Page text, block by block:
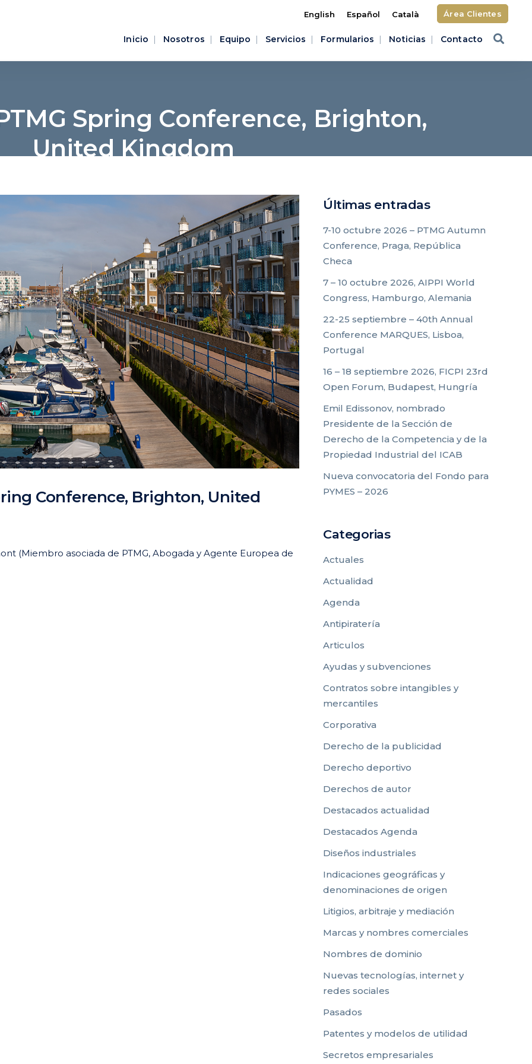
English Español Català Área Clientes
Inicio Nosotros Equipo Servicios Formularios Noticias Contacto
Spring Conference, Brighton,
United Kingdom
Conference, Brighton, United
(Miembro asociada de PTMG, Abogada y Agente Europea de
Últimas entradas
7-10 octubre 2026 – PTMG Autumn
Conference, Praga, República
Checa
7 – 10 octubre 2026, AIPPI World
Congress, Hamburgo, Alemania
22-25 septiembre – 40th Annual
Conference MARQUES, Lisboa,
Portugal
16 – 18 septiembre 2026, FICPI 23rd
Open Forum, Budapest, Hungría
Emil Edissonov, nombrado
Presidente de la Sección de
Derecho de la Competencia y de la
Propiedad Industrial del ICAB
Nueva convocatoria del Fondo para
PYMES – 2026
Categorias
Actuales
Actualidad
Agenda
Antipiratería
Articulos
Ayudas y subvenciones
Contratos sobre intangibles y
mercantiles
Corporativa
Derecho de la publicidad
Derecho deportivo
Derechos de autor
Destacados actualidad
Destacados Agenda
Diseños industriales
Indicaciones geográficas y
denominaciones de origen
Litigios, arbitraje y mediación
Marcas y nombres comerciales
Nombres de dominio
Nuevas tecnologías, internet y
redes sociales
Pasados
Patentes y modelos de utilidad
Secretos empresariales